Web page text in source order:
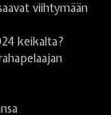
viihtymään
keikalta?